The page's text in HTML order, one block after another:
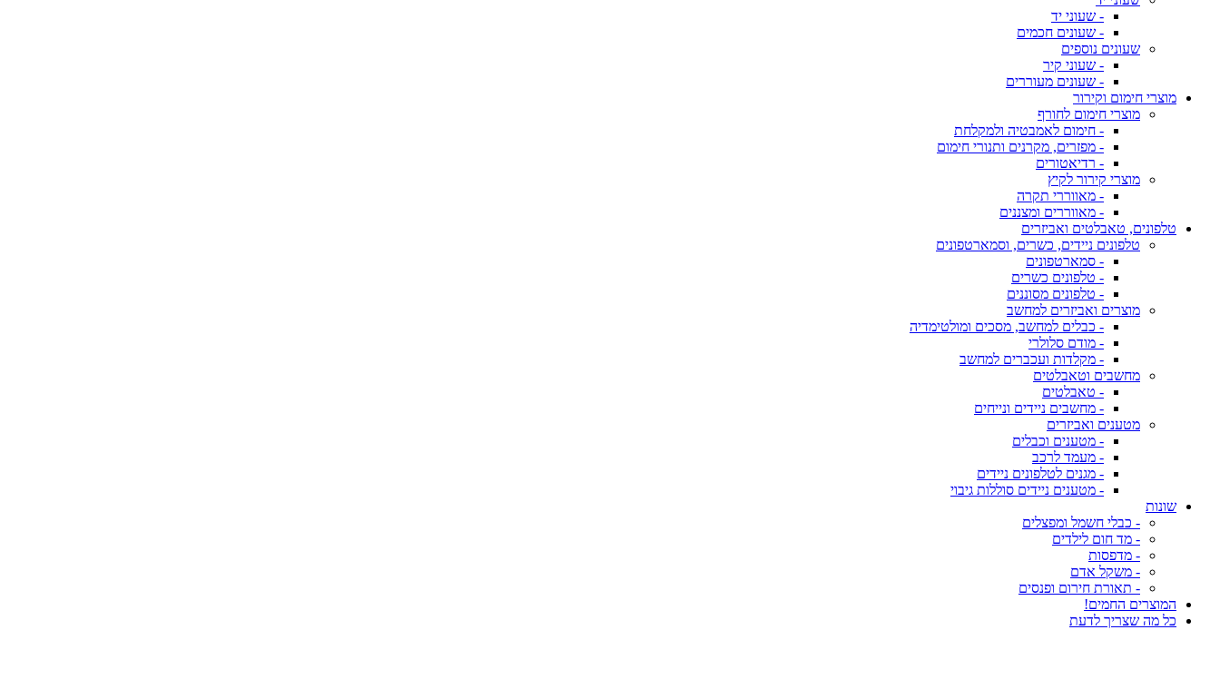
- שעוני יד
- שעונים חכמים
שעונים נוספים
- שעוני קיר
- שעונים מעוררים
מוצרי חימום וקירור
מוצרי חימום לחורף
- חימום לאמבטיה ולמקלחת
- מפזרים, מקרנים ותנורי חימום
- רדיאטורים
מוצרי קירור לקיץ
- מאווררי תקרה
- מאווררים ומצננים
טלפונים, טאבלטים ואביזרים
טלפונים ניידים, כשרים, וסמארטפונים
- סמארטפונים
- טלפונים כשרים
- טלפונים מסוננים
מוצרים ואביזרים למחשב
- כבלים למחשב, מסכים ומולטימדיה
- מודם סלולרי
- מקלדות ועכברים למחשב
מחשבים וטאבלטים
- טאבלטים
- מחשבים ניידים ונייחים
מטענים ואביזרים
- מטענים וכבלים
- מעמד לרכב
- מגנים לטלפונים ניידים
- מטענים ניידים סוללות גיבוי
שונות
- כבלי חשמל ומפצלים
- מד חום לילדים
- מדפסות
- משקל אדם
- תאורת חירום ופנסים
המוצרים החמים!
כל מה שצריך לדעת